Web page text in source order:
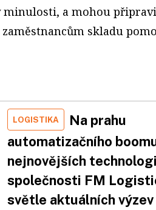
minulosti, a mohou
skladu
LOGISTIKA
Na prahu
automatizačního
nejnovějších
společnosti FM
světle aktuálních